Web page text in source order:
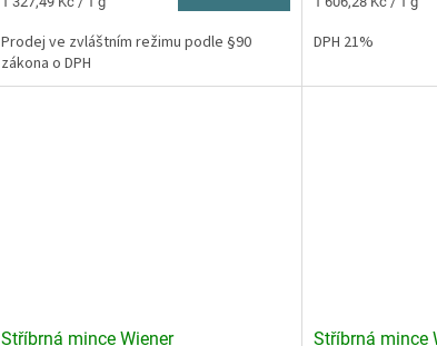
Prodej ve zvláštním režimu podle §90
zákona o DPH
5
DPH 21%
Stříbrná mince Wiener
Stříbrná mince